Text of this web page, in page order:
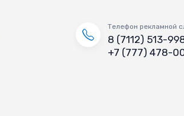
Телефон рекламной
8 (7112) 513-
+7 (777) 478-